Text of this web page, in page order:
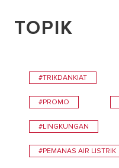
TOPIK
#TRIKDANKIAT
#PROMO
#LINGKUNGAN
#PEMANAS AIR LISTRIK